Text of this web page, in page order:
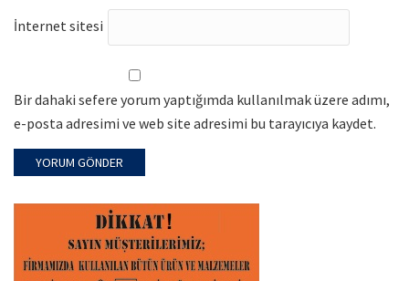
İnternet sitesi
Bir dahaki sefere yorum yaptığımda kullanılmak üzere adımı,
e-posta adresimi ve web site adresimi bu tarayıcıya kaydet.